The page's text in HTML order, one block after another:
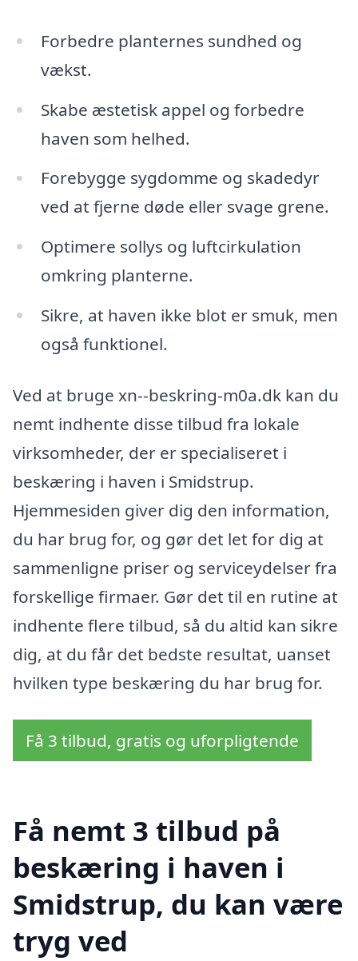
Forbedre planternes sundhed og
vækst.
Skabe æstetisk appel og forbedre
haven som helhed.
Forebygge sygdomme og skadedyr
ved at fjerne døde eller svage grene.
Optimere sollys og luftcirkulation
omkring planterne.
Sikre, at haven ikke blot er smuk, men
også funktionel.
Ved at bruge xn--beskring-m0a.dk kan du
nemt indhente disse tilbud fra lokale
virksomheder, der er specialiseret i
beskæring i haven i Smidstrup.
Hjemmesiden giver dig den information,
du har brug for, og gør det let for dig at
sammenligne priser og serviceydelser fra
forskellige firmaer. Gør det til en rutine at
indhente flere tilbud, så du altid kan sikre
dig, at du får det bedste resultat, uanset
hvilken type beskæring du har brug for.
Få 3 tilbud, gratis og uforpligtende
Få nemt 3 tilbud på
beskæring i haven i
Smidstrup, du kan være
tryg ved